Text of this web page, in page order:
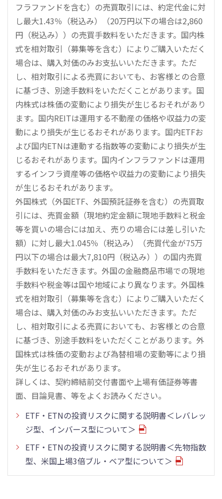
フラファンドを含む）の売買取引には、約定代金に対
し最大1.43％（税込み）（20万円以下の場合は2,860
円（税込み））の売買手数料をいただきます。国内株
式を相対取引（募集等を含む）によりご購入いただく
場合は、購入対価のみお支払いいただきます。ただ
し、相対取引による売買においても、お客様との合意
に基づき、別途手数料をいただくことがあります。国
内株式は株価の変動により損失が生じるおそれがあり
ます。国内REITは運用する不動産の価格や収益力の変
動により損失が生じるおそれがあります。国内ETFお
よび国内ETNは連動する指数等の変動により損失が生
じるおそれがあります。国内インフラファンドは運用
するインフラ資産等の価格や収益力の変動により損失
が生じるおそれがあります。
外国株式（外国ETF、外国預託証券を含む）の売買取
引には、売買金額（現地約定金額に現地手数料と税金
等を買いの場合には加え、売りの場合には差し引いた
額）に対し最大1.045％（税込み）（売買代金が75万
円以下の場合は最大7,810円（税込み））の国内売買
手数料をいただきます。外国の金融商品市場での現地
手数料や税金等は国や地域により異なります。外国株
式を相対取引（募集等を含む）によりご購入いただく
場合は、購入対価のみお支払いいただきます。ただ
し、相対取引による売買においても、お客様との合意
に基づき、別途手数料をいただくことがあります。外
国株式は株価の変動および為替相場の変動等により損
失が生じるおそれがあります。
詳しくは、契約締結前交付書面や上場有価証券等書
面、目論見書、等をよくお読みください。
ETF・ETNの投資リスクに関する説明書＜レバレッ
ジ型、インバース型について＞
ETF・ETNの投資リスクに関する説明書＜先物指数
型、米国上場3倍ブル・ベア型について＞